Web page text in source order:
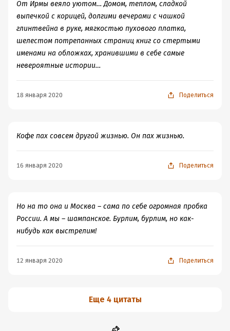
От Ирмы веяло уютом… Домом, теплом, сладкой
выпечкой с корицей, долгими вечерами с чашкой
глинтвейна в руке, мягкостью пухового платка,
шелестом потрепанных страниц книг со стертыми
именами на обложках, хранившими в себе самые
невероятные истории…
18 января 2020 Поделиться
Кофе пах совсем другой жизнью. Он пах жизнью.
16 января 2020 Поделиться
Но на то она и Москва – сама по себе огромная пробка
России. А мы – шампанское. Бурлим, бурлим, но как-
нибудь как выстрелим!
12 января 2020 Поделиться
Еще 4 цитаты